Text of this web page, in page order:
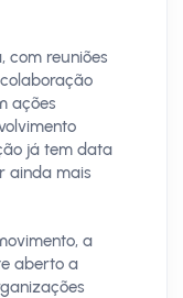
com reuniões
ações
já tem data
ainda mais
a
aberto a